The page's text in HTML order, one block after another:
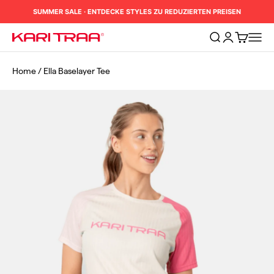
SUMMER SALE · ENTDECKE STYLES ZU REDUZIERTEN PREISEN
Kari Traa Suche öffnen
Home/ Ella Baselayer Tee